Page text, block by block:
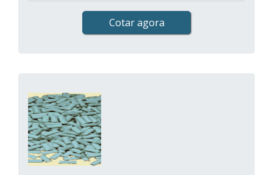
Cotar agora